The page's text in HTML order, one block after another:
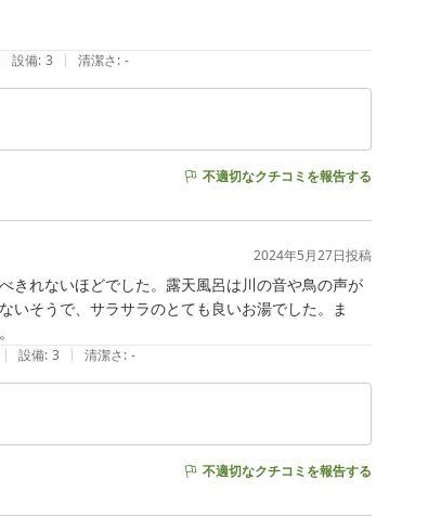
設備: 3 | 清潔さ: -
不適切なクチコミを報告する
2024年5月27日投稿
きれないほどでした。露天風呂は川の音や鳥の声が
いそうで、サラサラのとても良いお湯でした。ま
| 設備: 3 | 清潔さ: -
不適切なクチコミを報告する